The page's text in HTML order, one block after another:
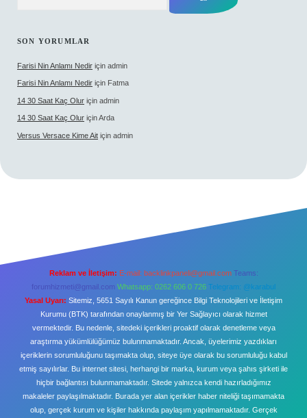
SON YORUMLAR
Farisi Nin Anlamı Nedir için admin
Farisi Nin Anlamı Nedir için Fatma
14 30 Saat Kaç Olur için admin
14 30 Saat Kaç Olur içinArda
Versus Versace Kime Ait için admin
Reklam ve İletişim: E-mail: backlinkpaneli@gmail.com Teams:
forumhizmeti@gmail.com Whatsapp: 0262 606 0 726 Telegram: @karabul
Yasal Uyarı: Sitemiz, 5651 Sayılı Kanun gereğince Bilgi Teknolojileri ve İletişim
Kurumu (BTK) tarafından onaylanmış bir Yer Sağlayıcı olarak hizmet
vermektedir. Bu nedenle, sitedeki içerikleri proaktif olarak denetleme veya
araştırma yükümlülüğümüz bulunmamaktadır. Ancak, üyelerimiz yazdıkları
içeriklerin sorumluluğunu taşımakta olup, siteye üye olarak bu sorumluluğu kabul
etmiş sayılırlar. Bu internet sitesi, herhangi bir marka, kurum veya şahıs şirketi ile
hiçbir bağlantısı bulunmamaktadır. Sitede yalnızca kendi hazırladığımız
makaleler paylaşılmaktadır. Burada yer alan içerikler haber niteliği taşımamakta
olup, gerçek kurum ve kişiler hakkında paylaşım yapılmamaktadır. Gerçek